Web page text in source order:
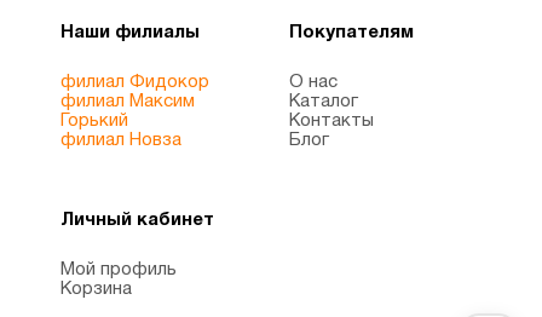
Магний 2
Микроэлементы
Наши филиалы
филиал Фидокор
филиал Максим
Горький
филиал Новза
Покупателям
О нас
Каталог
Контакты
Блог
Личный кабинет
Мой профиль
Корзина